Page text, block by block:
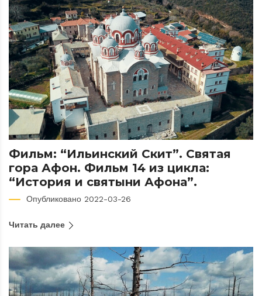
ФИЛЬМЫ
Фильм: “Ильинский Скит”. Святая
гора Афон. Фильм 14 из цикла:
“История и святыни Афона”.
Опубликовано 2022-03-26
Читать далее